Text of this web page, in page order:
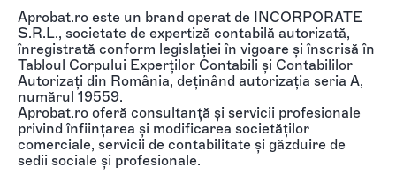
Aprobat.ro este un brand operat de INCORPORATE
S.R.L., societate de expertiză contabilă autorizată,
înregistrată conform legislației în vigoare și înscrisă în
Tabloul Corpului Experților Contabili și Contabililor
Autorizați din România, deținând autorizația seria A,
numărul 19559.
Aprobat.ro oferă consultanță și servicii profesionale
privind înființarea și modificarea societăților
comerciale, servicii de contabilitate și găzduire de
sedii sociale și profesionale.